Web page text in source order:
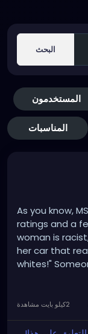
البحث
المستخدمون
المناسبات
As you know,
ratings and a
woman is
her car that
whites!"